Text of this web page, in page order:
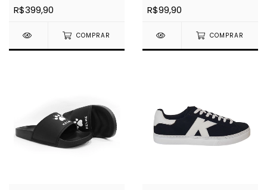
R$399,90
COMPRAR
R$99,90
COMPRAR